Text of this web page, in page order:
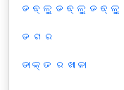
ଡବ୍ଳୁଡବ୍ଳୁଡବ୍ଳୁ
ଡଗର
ଡାକ୍ତରଖାନା